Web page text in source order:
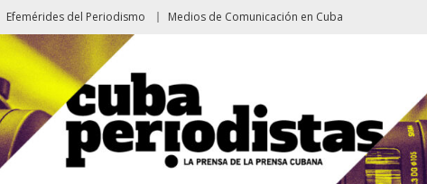
Efemérides del Periodismo Medios de Comunicación en Cuba